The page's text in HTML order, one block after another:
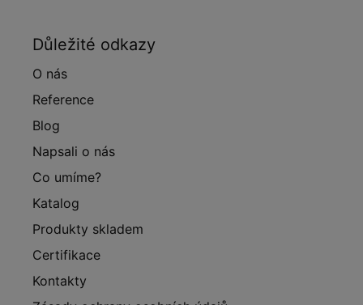
Důležité odkazy
O nás
Reference
Blog
Napsali o nás
Co umíme?
Katalog
Produkty skladem
Certifikace
Kontakty